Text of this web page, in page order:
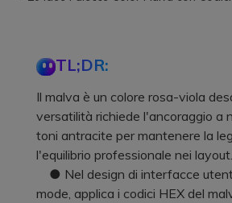
TL;DR:
Il malva è un colore rosa-viola
versatilità richiede l'ancoraggio a
toni antracite per mantenere la
l'equilibrio professionale nei layout.
● Nel design di interfacce
mode, applica i codici HEX del